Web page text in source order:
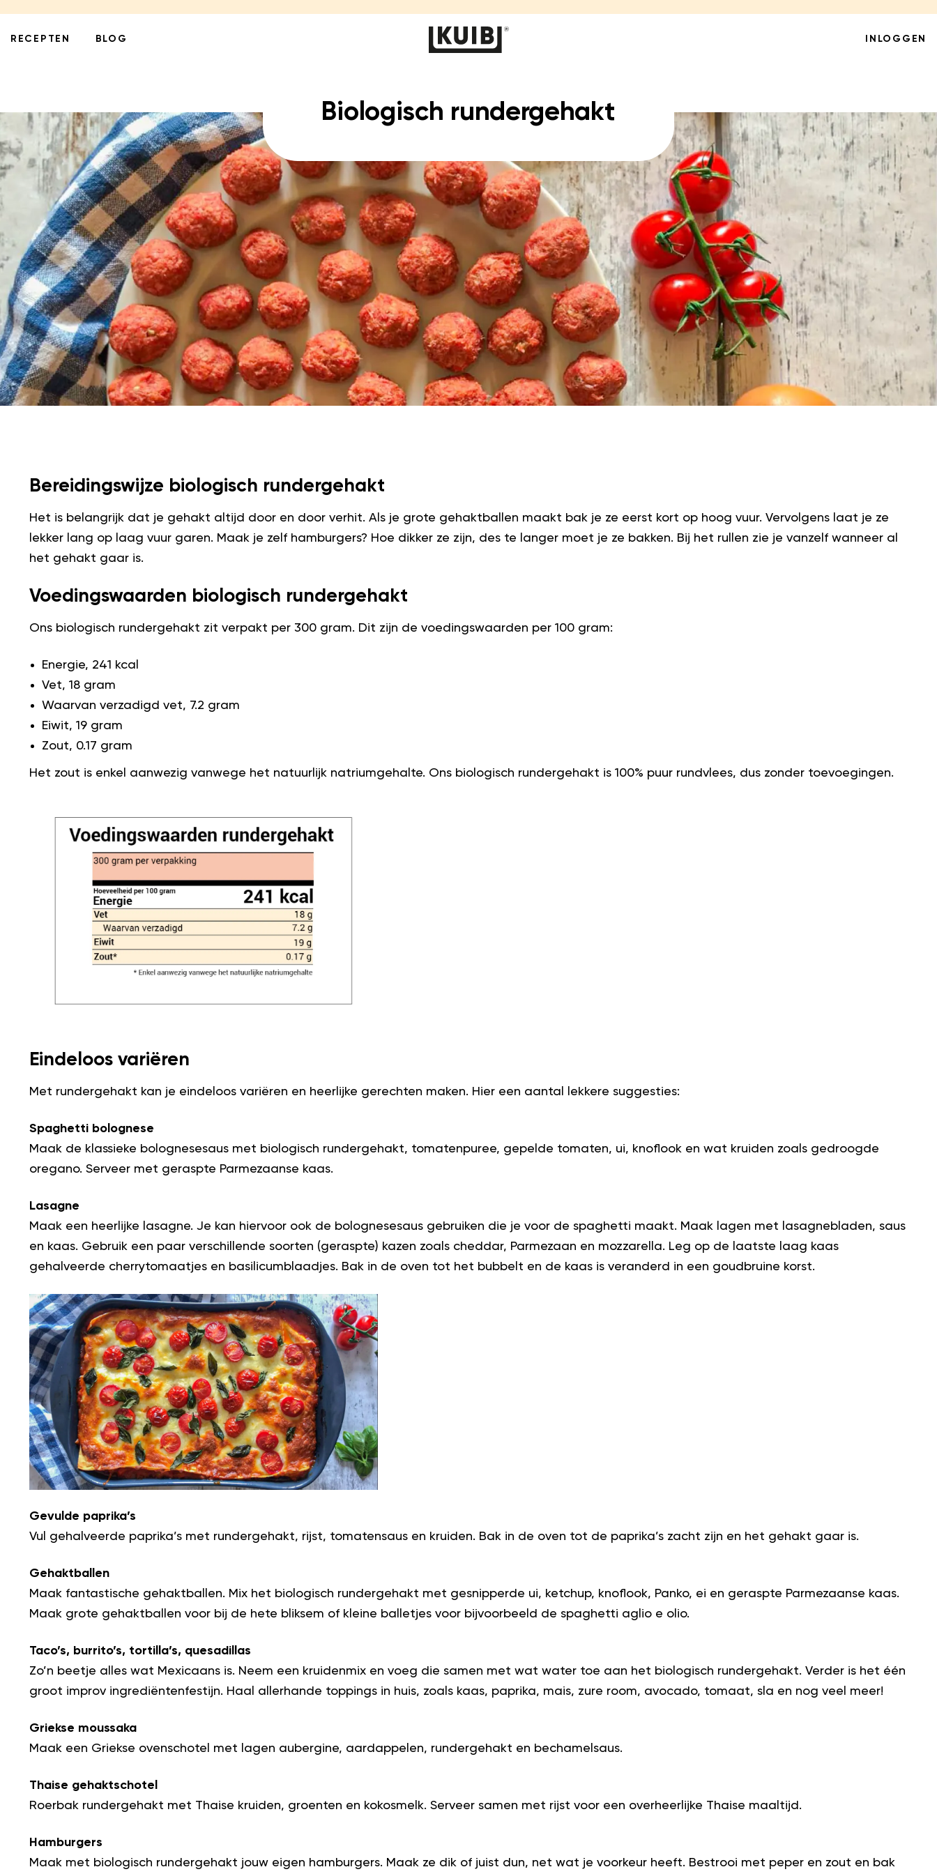
RECEPTEN BLOG INLOGGEN
Biologisch rundergehakt
Bereidingswijze biologisch rundergehakt
Het is belangrijk dat je gehakt altijd door en door verhit. Als je grote gehaktballen maakt bak je ze eerst kort op hoog vuur. Vervolgens laat je ze
lekker lang op laag vuur garen. Maak je zelf hamburgers? Hoe dikker ze zijn, des te langer moet je ze bakken. Bij het rullen zie je vanzelf wanneer al
het gehakt gaar is.
Voedingswaarden biologisch rundergehakt
Ons biologisch rundergehakt zit verpakt per 300 gram. Dit zijn de voedingswaarden per 100 gram:
Energie, 241 kcal
Vet, 18 gram
Waarvan verzadigd vet, 7.2 gram
Eiwit, 19 gram
Zout, 0.17 gram
Het zout is enkel aanwezig vanwege het natuurlijk natriumgehalte. Ons biologisch rundergehakt is 100% puur rundvlees, dus zonder toevoegingen.
Eindeloos variëren
Met rundergehakt kan je eindeloos variëren en heerlijke gerechten maken. Hier een aantal lekkere suggesties:
Spaghetti bolognese
Maak de klassieke bolognesesaus met biologisch rundergehakt, tomatenpuree, gepelde tomaten, ui, knoflook en wat kruiden zoals gedroogde
oregano. Serveer met geraspte Parmezaanse kaas.
Lasagne
Maak een heerlijke lasagne. Je kan hiervoor ook de bolognesesaus gebruiken die je voor de spaghetti maakt. Maak lagen met lasagnebladen, saus
en kaas. Gebruik een paar verschillende soorten (geraspte) kazen zoals cheddar, Parmezaan en mozzarella. Leg op de laatste laag kaas
gehalveerde cherrytomaatjes en basilicumblaadjes. Bak in de oven tot het bubbelt en de kaas is veranderd in een goudbruine korst.
Gevulde paprika’s
Vul gehalveerde paprika’s met rundergehakt, rijst, tomatensaus en kruiden. Bak in de oven tot de paprika’s zacht zijn en het gehakt gaar is.
Gehaktballen
Maak fantastische gehaktballen. Mix het biologisch rundergehakt met gesnipperde ui, ketchup, knoflook, Panko, ei en geraspte Parmezaanse kaas.
Maak grote gehaktballen voor bij de hete bliksem of kleine balletjes voor bijvoorbeeld de spaghetti aglio e olio.
Taco’s, burrito’s, tortilla’s, quesadillas
Zo’n beetje alles wat Mexicaans is. Neem een kruidenmix en voeg die samen met wat water toe aan het biologisch rundergehakt. Verder is het één
groot improv ingrediëntenfestijn. Haal allerhande toppings in huis, zoals kaas, paprika, mais, zure room, avocado, tomaat, sla en nog veel meer!
Griekse moussaka
Maak een Griekse ovenschotel met lagen aubergine, aardappelen, rundergehakt en bechamelsaus.
Thaise gehaktschotel
Roerbak rundergehakt met Thaise kruiden, groenten en kokosmelk. Serveer samen met rijst voor een overheerlijke Thaise maaltijd.
Hamburgers
Maak met biologisch rundergehakt jouw eigen hamburgers. Maak ze dik of juist dun, net wat je voorkeur heeft. Bestrooi met peper en zout en bak